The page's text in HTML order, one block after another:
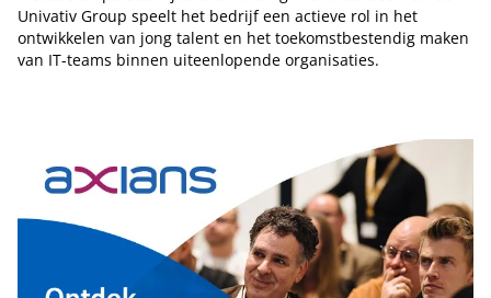
Univativ Group speelt het bedrijf een actieve rol in het
ontwikkelen van jong talent en het toekomstbestendig maken
van IT-teams binnen uiteenlopende organisaties.